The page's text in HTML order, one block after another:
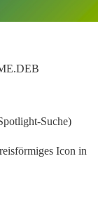
Suche)
Icon in